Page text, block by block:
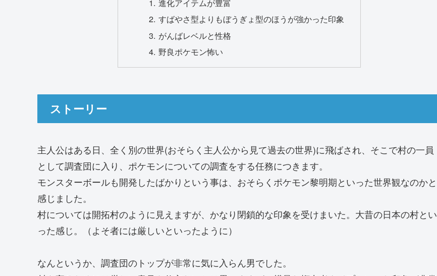
進化アイテムが豊富
すばやさ型よりもぼうぎょ型のほうが強かった印象
がんばレベルと性格
野良ポケモン怖い
ストーリー
主人公はある日、全く別の世界(おそらく主人公から見て過去の世界)に飛ばされ、そこで村の一員
として調査団に入り、ポケモンについての調査をする任務につきます。
モンスターボールも開発したばかりという事は、おそらくポケモン黎明期といった世界観なのかと
感じました。
村については開拓村のように見えますが、かなり閉鎖的な印象を受けまいた。大昔の日本の村とい
った感じ。（よそ者には厳しいといったように）
なんというか、調査団のトップが非常に気に入らん男でした。